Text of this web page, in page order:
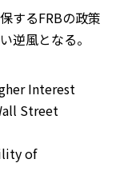
するFRBの政策
逆風となる。
Interest
Street
of